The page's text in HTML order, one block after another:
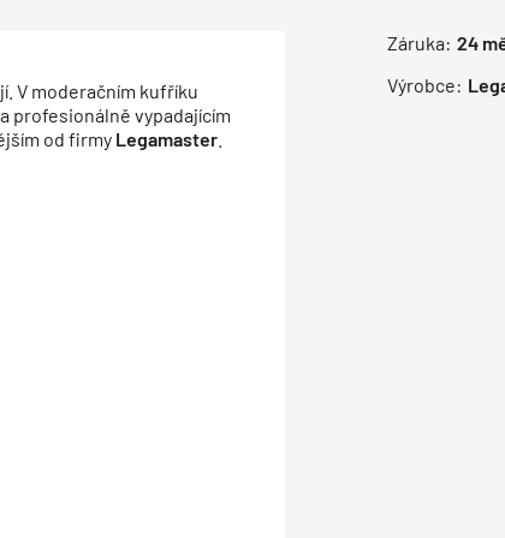
V moderačním kufříku
profesionálně vypadajícím
od firmy Legamaster
Záruka: 24
Výrobce: